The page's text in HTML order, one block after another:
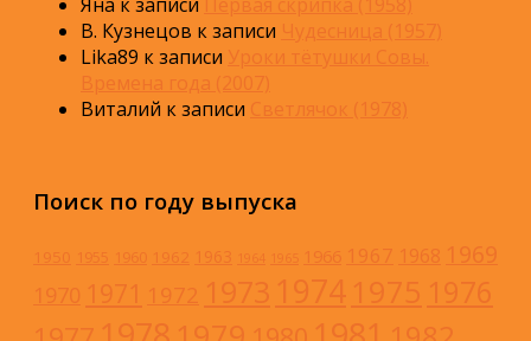
В. Кузнецов к записи Чудесница (1957)
Lika89 к записи Уроки тётушки Совы.
Времена года (2007)
Виталий к записи Светлячок (1978)
Поиск по году выпуска
1950 1955 1960 1962 1963 1964 1965 1966 1967 1968 1969
1970 1971 1972 1973 1974 1975 1976